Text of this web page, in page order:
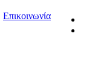
Επικοινωνία